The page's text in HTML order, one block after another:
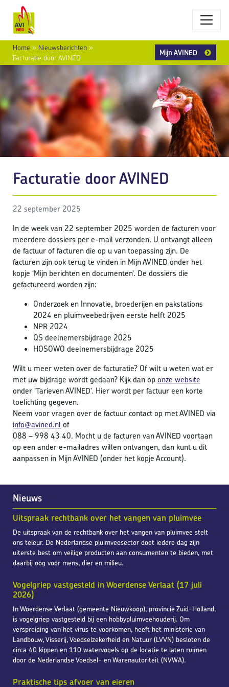
Home » Nieuwsberichten »
Facturatie door AVINED
Mijn AVINED
Nieuws
Uitspraak rechtbank over het vangen van pluimvee
De uitspraak van de rechtbank over het vangen van pluimvee stelt
ons teleur. De Nederlandse pluimveesector doet iedere dag zijn
uiterste best om veilige producten aan consumenten te bieden, met
daarbij oog voor mens, dier en milieu.
Vogelgriep vastgesteld in Woerdense Verlaat (17 juli
2026)
In Woerdense Verlaat (gemeente Nieuwkoop), provincie Zuid-Holland,
is vogelgriep vastgesteld bij een hobbypluimveehouderij. Om
verspreiding van het virus te voorkomen, heeft het ministerie van
Landbouw, Visserij, Voedselzekerheid en Natuur (LVVN) besloten de
circa 40 kippen en 110 watervogels op de locatie te laten ruimen
door de Nederlandse Voedsel- en Warenautoriteit (NVWA).
Praktische tips afvoer van eieren
Facturatie door AVINED
22 september 2025
In de week van 22 september 2025 worden de facturen voor
meerdere dossiers per e-mail verzonden. U ontvangt alleen
de factuur of facturen die op u van toepassing zijn. De
facturen zijn ook terug te vinden in Mijn AVINED onder het
kopje ‘Mijn berichten en documenten’. De dossiers die
gefactureerd worden zijn:
Onderzoek en Innovatie, broederijen en pakstations
2024 en pluimveebedrijven eerste helft 2025
NPR 2024
QS deelnemersbijdrage 2025
HOSOWO deelnemersbijdrage 2025
Wilt u meer weten over de facturatie? Of wilt u weten wat er
met uw bijdrage wordt gedaan? Kijk dan op onze website
onder ‘Tarieven AVINED’. Hier wordt per factuur een korte
toelichting gegeven.
Neem voor vragen over de factuur contact op met AVINED via
info@avined.nl of
088 – 998 43 40. Mocht u de facturen van AVINED voortaan
op een ander e-mailadres willen ontvangen, dan kunt u dit
aanpassen in Mijn AVINED (onder het kopje Account).